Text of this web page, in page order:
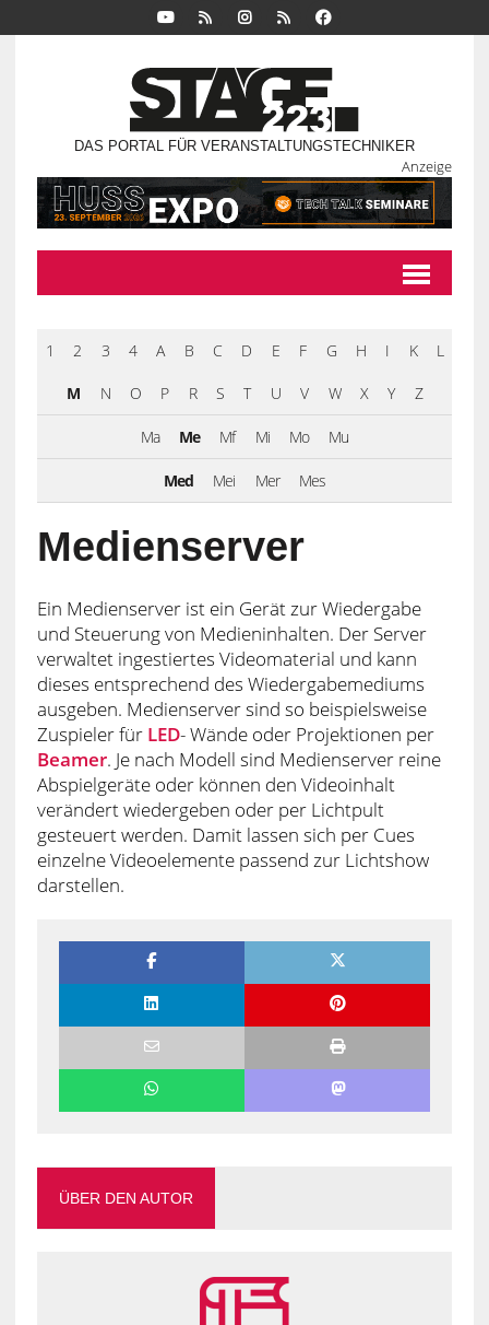
DAS PORTAL FÜR VERANSTALTUNGSTECHNIKER
Anzeige
1 2 3 4 A B C D E F G H I K L
M N O P R S T U V W X Y Z
Ma Me Mf Mi Mo Mu
Med Mei Mer Mes
Medienserver
Ein Medienserver ist ein Gerät zur Wiedergabe
und Steuerung von Medieninhalten. Der Server
verwaltet ingestiertes Videomaterial und kann
dieses entsprechend des Wiedergabemediums
ausgeben. Medienserver sind so beispielsweise
Zuspieler für LED- Wände oder Projektionen per
Beamer. Je nach Modell sind Medienserver reine
Abspielgeräte oder können den Videoinhalt
verändert wiedergeben oder per Lichtpult
gesteuert werden. Damit lassen sich per Cues
einzelne Videoelemente passend zur Lichtshow
darstellen.
ÜBER DEN AUTOR